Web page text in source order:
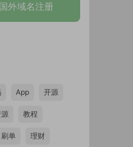
外域名注册
App 开源
教程
刷单 理财